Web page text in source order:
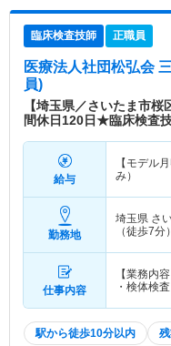
臨床検査技師 正職員
医療法人社団松弘会
員)
【埼玉県／さいたま市
間休日120日★臨床検査
給与
【モデル月
み）
勤務地
埼玉県 さ
（徒歩7分）
仕事内容
【業務内
・検体検
駅から徒歩10分以内